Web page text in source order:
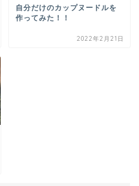
自分だけのカップヌードルを
作ってみた！！
2022年2月21日